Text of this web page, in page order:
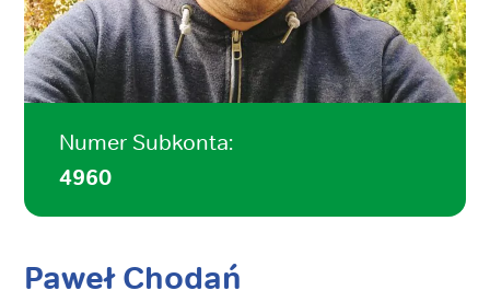
Numer Subkonta:
4960
Paweł Chodań